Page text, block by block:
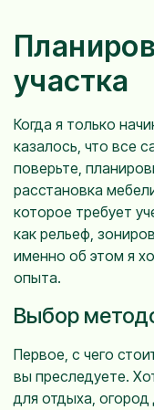
участка
Когда я только
казалось, что все
поверьте,
расстановка
которое требует
как рельеф,
именно об этом я
опыта.
Выбор
Первое, с чего
вы преследуете.
для отдыха,